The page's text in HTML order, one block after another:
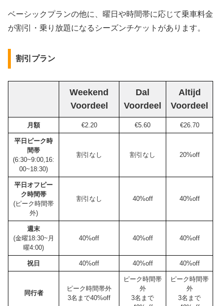
ベーシックプランの他に、曜日や時間帯に応じて乗車料金
が割引・乗り放題になるシーズンチケットがあります。
割引プラン
Weekend
Voordeel
Dal
Voordeel
Altijd
Voordeel
月額 €2.20 €5.60 €26.70
平日ピーク時
間帯
(6:30~9:00,16:
00~18:30)
割引なし 割引なし 20%off
平日オフピー
ク時間帯
(ピーク時間帯
外)
割引なし 40%off 40%off
週末
(金曜18:30~月
曜4:00)
40%off 40%off 40%off
祝日 40%off 40%off 40%off
同行者
ピーク時間帯外
3名まで40%off
ピーク時間帯
外
3名まで
ピーク時間帯
外
3名まで